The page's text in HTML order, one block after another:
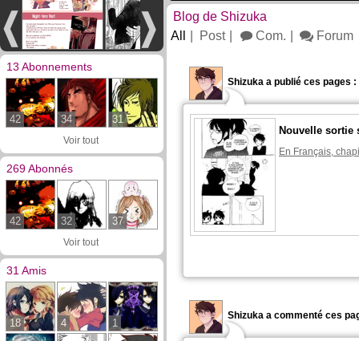
13 Abonnements
42 34 31
Voir tout
269 Abonnés
42 32 37
Voir tout
31 Amis
18 4 1
Blog de Shizuka
All
Post Com. Forum
Shizuka a publié ces pages :
Nouvelle sortie
En Français,
Shizuka a commenté ces